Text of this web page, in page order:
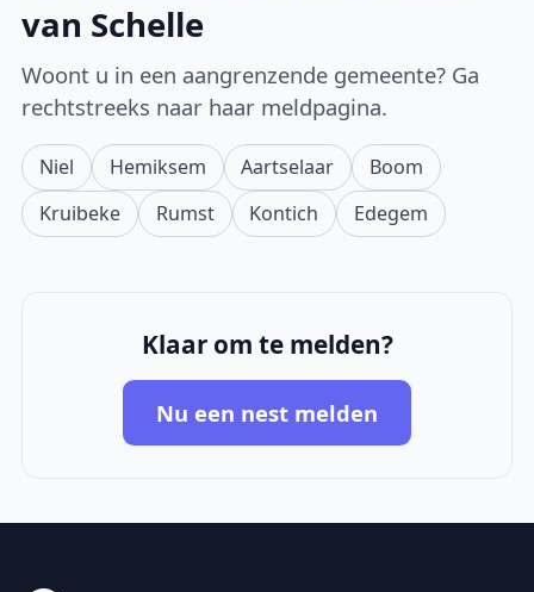
van Schelle
Woont u in een aangrenzende gemeente? Ga
rechtstreeks naar haar meldpagina.
Niel Hemiksem Aartselaar
Boom
Kruibeke
Rumst Kontich Edegem
Klaar om te melden?
Nu een nest melden